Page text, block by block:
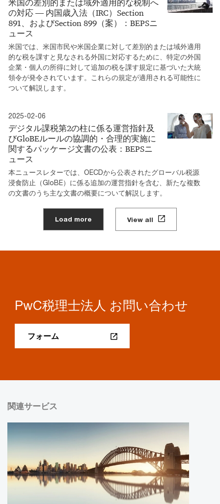
米国の差別的または域外適用的な税制へ
の対応 ― 内国歳入法（IRC）Section
891、およびSection 899（案）：BEPSニ
ュース
米国では、米国市民や米国企業に対して差別的または域外適用
的な税を課すと見なされる外国に対応するために、特定の外国
企業・個人の所得に対して追加の税を課す規定に基づいた大統
領令が発令されています。これらの規定が適用される可能性に
ついて解説します。
2025-02-06
デジタル課税第2の柱に係る運営指針及
びGloBEルールの協調的・合理的実施に
関するパッケージ文書の公表：BEPSニ
ュース
本ニュースレターでは、OECDから公表されたグローバル税源
浸食防止（GloBE）に係る追加の運営指針を含む、新たな複数
の文書のうち主な文書の概要について解説します。
Load more View all
PwC税理士法人 お問い合わせ
フォーム
関連サービス